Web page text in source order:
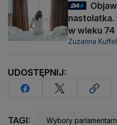
nastolatka.
w wieku 74
Zuzanna Kuffel
UDOSTĘPNIJ:
TAGI: Wybory